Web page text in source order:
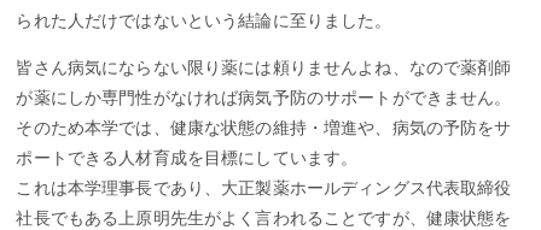
られた人だけではないという結論に至りました。
皆さん病気にならない限り薬には頼りませんよね、なので薬剤師
が薬にしか専門性がなければ病気予防のサポートができません。
そのため本学では、健康な状態の維持・増進や、病気の予防をサ
ポートできる人材育成を目標にしています。
これは本学理事長であり、大正製薬ホールディングス代表取締役
社長でもある上原明先生がよく言われることですが、健康状態を